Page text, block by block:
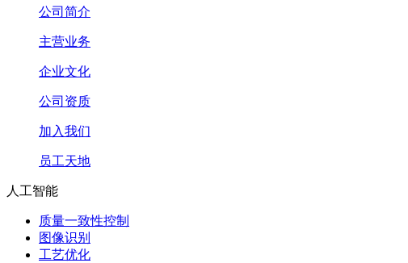
公司简介
主营业务
企业文化
公司资质
加入我们
员工天地
人工智能
质量一致性控制
图像识别
工艺优化